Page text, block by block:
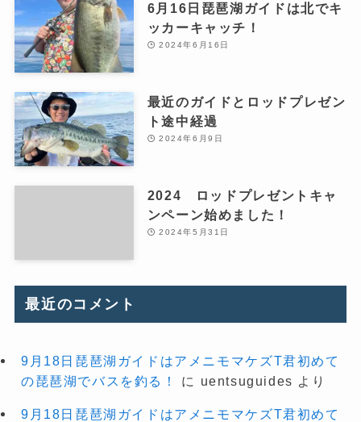
6月16日琵琶湖ガイドは北でキ
ッカーキャッチ！
2024年6月16日
最近のガイドとロッドプレゼン
ト途中経過
2024年6月9日
2024 ロッドプレゼントキャ
ンペーン始めました！
2024年5月31日
最近のコメント
9月18日琵琶湖ガイドはアメニモマケズT君初めて
の琵琶湖でバスを釣る！
に uentsuguides より
9月18日琵琶湖ガイドはアメニモマケズT君初めて